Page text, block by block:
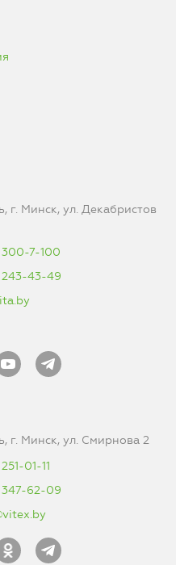
г. Минск, ул. Декабристов
300-7-100
243-43-49
г. Минск, ул. Смирнова 2
01-11
347-62-09